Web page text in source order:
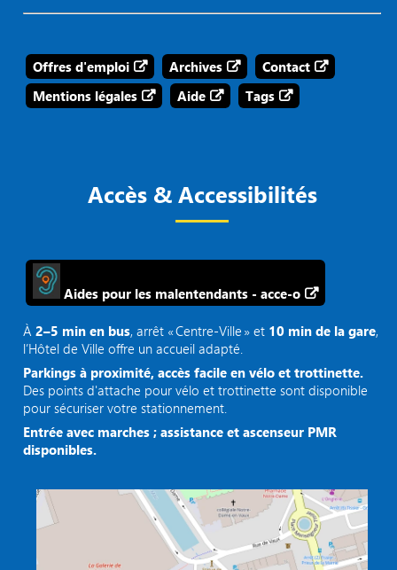
Offres d'emploi Archives
Contact
Mentions légales
Aide Tags
Accès & Accessibilités
Aides pour les malentendants - acce-o
À2–5 min en bus, arrêt « Centre‑Ville » et 10 min de la gare,
l’Hôtel de Ville offre un accueil adapté.
Parkings à proximité, accès facile en vélo et trottinette.
Des points d'attache pour vélo et trottinette sont disponible
pour sécuriser votre stationnement.
Entrée avec marches ; assistance et ascenseur PMR
disponibles.